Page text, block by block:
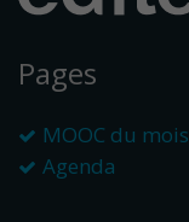
Pages
MOOC du mois
Agenda